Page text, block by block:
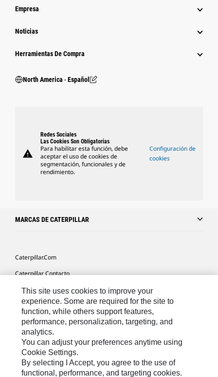
Empresa
Noticias
Herramientas De Compra
North America ‧ Español
warning
Redes Sociales
Las Cookies Son Obligatorias
Para habilitar esta función, debe
aceptar el uso de cookies de
segmentación, funcionales y de
rendimiento.
Configuración de
cookies
MARCAS DE CATERPILLAR
Caterpillar.com
Caterpillar Contacto
Mis Preferencias De Marketing
Site Map
Cookie Settings
Legal
Privacy
This site uses cookies to improve your
experience. Some are required for the site to
function, while others support features,
performance, personalization, targeting, and
analytics.
You can adjust your preferences anytime using
Cookie Settings.
By selecting I Accept, you agree to the use of
functional, performance, and targeting cookies.